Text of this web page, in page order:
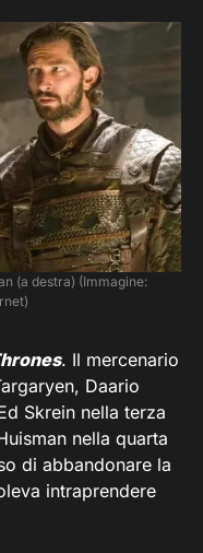
(a destra) (Immagine:
. Il mercenario
Daario
Skrein nella terza
nella quarta
di abbandonare la
intraprendere